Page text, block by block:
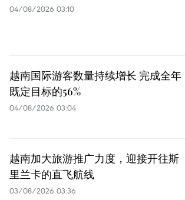
04/08/2026 03:10
越南国际游客数量持续增长 完成全年
既定目标的56%
04/08/2026 03:04
越南加大旅游推广力度，迎接开往斯
里兰卡的直飞航线
03/08/2026 03:36